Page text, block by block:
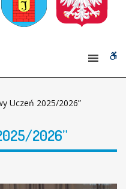
Uczeń 2025/2026”
2026”